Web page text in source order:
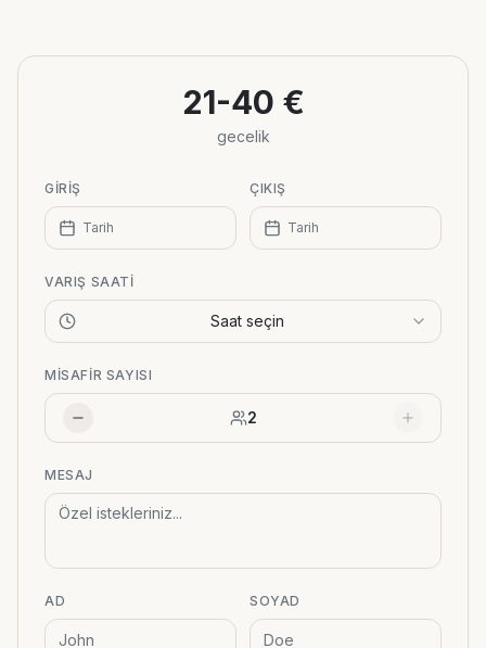
−
21-40 €
gecelik
GIRIŞ
Tarih
ÇIKIŞ
Tarih
VARIŞ SAATI
Saat seçin
MISAFIR SAYISI
2
MESAJ
AD SOYAD